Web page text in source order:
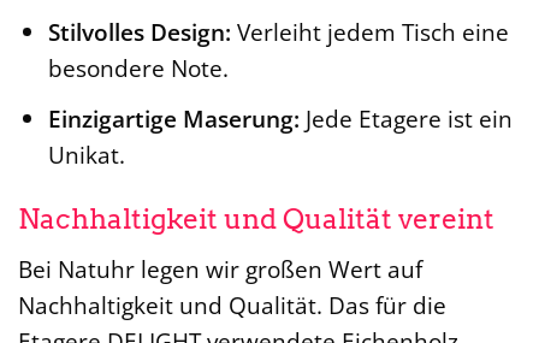
Stilvolles Design: Verleiht jedem Tisch eine
besondere Note.
Einzigartige Maserung: Jede Etagere ist ein
Unikat.
Nachhaltigkeit und Qualität vereint
Bei Natuhr legen wir großen Wert auf
Nachhaltigkeit und Qualität. Das für die